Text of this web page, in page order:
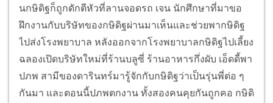
นกษิดิฐก็ถูกดักตีหัวที่ลานจอดรถ เจน นักศึกษาที่มาขอ
ฝึกงานกับบริษัทของกษิดิฐผ่านมาเห็นและช่วยพากษิดิฐ
ไปส่งโรงพยาบาล หลังออกจากโรงพยาบาลกษิดิฐไปเลี้ยง
ฉลองเปิดบริษัทใหม่ที่ร้านบลูซี่ ร้านอาหารกึ่งผับ เอ็ดดี้พา
ปภพ สามีของดารินทร์มารู้จักกับกษิดิฐว่าเป็นรุ่นพี่ต่อ ๆ
กันมา และตอนนี้ปภพตกงาน ทั้งสองคนคุยกันถูกคอ กษิดิ